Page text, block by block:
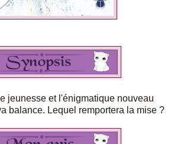
jeunesse et l'énigmatique nouveau
balance. Lequel remportera la mise ?